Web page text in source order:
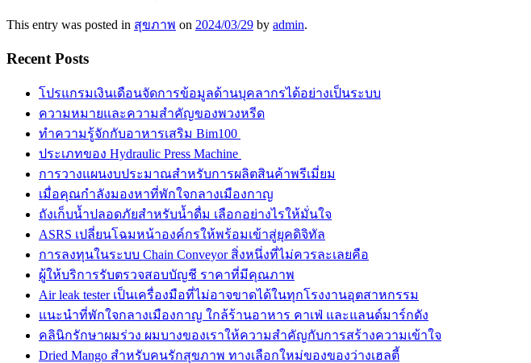
This entry was posted in สุขภาพ on 2024/03/29 by admin.
Recent Posts
โปรแกรมเงินเดือนจัดการข้อมูลด้านบุคลากรได้อย่างเป็นระบบ
ความหมายและความสำคัญของพวงหรีด
ทำความรู้จักกับอาหารเสริม Bim100
ประเภทของ Hydraulic Press Machine
การวางแผนงบประมาณสำหรับการผลิตสินค้าพรีเมี่ยม
เมื่อคุณกำลังมองหาที่พักใจกลางเมืองกาญ
ถังเก็บน้ำปลอดภัยสำหรับน้ำดื่ม เลือกอย่างไรให้มั่นใจ
ASRS เปลี่ยนโฉมหน้าองค์กรให้พร้อมเข้าสู่ยุคดิจิทัล
การลงทุนในระบบ Chain Conveyor สิ่งหนึ่งที่ไม่ควรละเลยคือ
ผู้ให้บริการรับตรวจสอบบัญชี ราคาที่มีคุณภาพ
Air leak tester เป็นเครื่องมือที่ไม่อาจขาดได้ในทุกโรงงานอุตสาหกรรม
แนะนำที่พักใจกลางเมืองกาญ ใกล้ร้านอาหาร คาเฟ่ และแลนด์มาร์กดัง
คลินิกรักษาผมร่วง ผมบางของเราให้ความสำคัญกับการสร้างความเข้าใจ
Dried Mango สำหรับคนรักสุขภาพ ทางเลือกใหม่ของของว่างเฮลตี้